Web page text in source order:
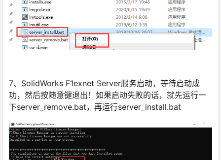
7、SolidWorks F1exnet Server服务启动，等待启动成
功，然后按随意键退出！如果启动失败的话，就先运行一
下server_remove.bat，再运行server_install.bat